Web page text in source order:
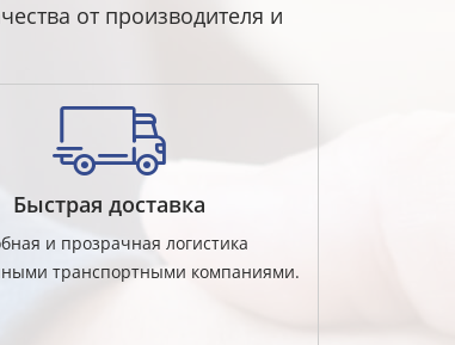
от производителя и
Быстрая доставка
и прозрачная логистика
транспортными компаниями.